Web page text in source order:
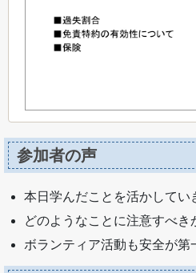
参加者の声
本日学んだことを活かしてい
どのようなことに注意すべき
ボランティア活動も安全が第